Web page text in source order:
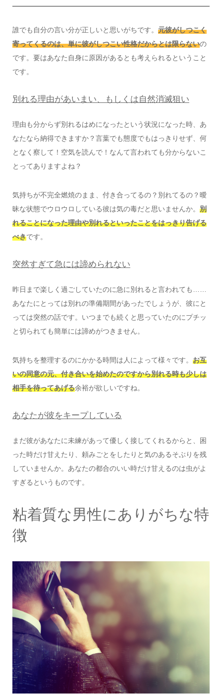
誰でも自分の言い分が正しいと思いがちです。 元彼がしつこく
寄ってくるのは、単に彼がしつこい性格だからとは限らないの
です。要はあなた自身に原因があるとも考えられるということ
です。
別れる理由があいまい、もしくは自然消滅狙い
理由も分からず別れるはめになったという状況になった時、あ
なたなら納得できますか？言葉でも態度でもはっきりせず、何
となく察して！空気を読んで！なんて言われても分からないこ
とってありますよね？
気持ちが不完全燃焼のまま、付き合ってるの？別れてるの？曖
昧な状態でウロウロしている彼は気の毒だと思いませんか。 別
れることになった理由や別れるといったことをはっきり告げる
べきです。
突然すぎて急には諦められない
昨日まで楽しく過ごしていたのに急に別れると言われても……
あなたにとっては別れの準備期間があったでしょうが、彼にと
っては突然の話です。いつまでも続くと思っていたのにプチッ
と切られても簡単には諦めがつきません。
気持ちを整理するのにかかる時間は人によって様々です。 お互
いの同意の元、付き合いを始めたのですから別れる時も少しは
相手を待ってあげる余裕が欲しいですね。
あなたが彼をキープしている
まだ彼があなたに未練があって優しく接してくれるからと、困
った時だけ甘えたり、頼みごとをしたりと気のあるそぶりを残
していませんか。あなたの都合のいい時だけ甘えるのは虫がよ
すぎるというものです。
粘着質な男性にありがちな特
徴